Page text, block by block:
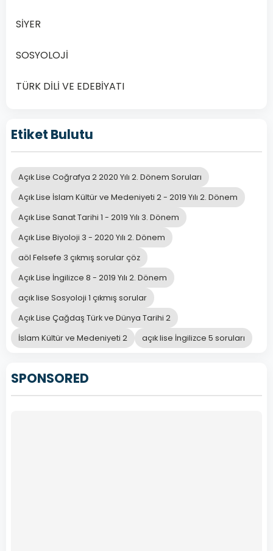
SİYER
SOSYOLOJİ
TÜRK DİLİ VE EDEBİYATI
Etiket Bulutu
Açık Lise Coğrafya 2 2020 Yılı 2. Dönem Soruları
Açık Lise İslam Kültür ve Medeniyeti 2 - 2019 Yılı 2. Dönem
Açık Lise Sanat Tarihi 1 - 2019 Yılı 3. Dönem
Açık Lise Biyoloji 3 - 2020 Yılı 2. Dönem
aöl Felsefe 3 çıkmış sorular çöz
Açık Lise İngilizce 8 - 2019 Yılı 2. Dönem
açık lise Sosyoloji 1 çıkmış sorular
Açık Lise Çağdaş Türk ve Dünya Tarihi 2
İslam Kültür ve Medeniyeti 2
açık lise İngilizce 5 soruları
SPONSORED